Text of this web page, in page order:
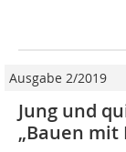
Ausgabe 2/2019
Jung und
„Bauen mit